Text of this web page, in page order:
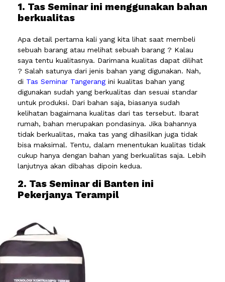
1. Tas Seminar ini menggunakan bahan
berkualitas
Apa detail pertama kali yang kita lihat saat membeli
sebuah barang atau melihat sebuah barang ? Kalau
saya tentu kualitasnya. Darimana kualitas dapat dilihat
? Salah satunya dari jenis bahan yang digunakan. Nah,
di Tas Seminar Tangerang ini kualitas bahan yang
digunakan sudah yang berkualitas dan sesuai standar
untuk produksi. Dari bahan saja, biasanya sudah
kelihatan bagaimana kualitas dari tas tersebut. Ibarat
rumah, bahan merupakan pondasinya. Jika bahannya
tidak berkualitas, maka tas yang dihasilkan juga tidak
bisa maksimal. Tentu, dalam menentukan kualitas tidak
cukup hanya dengan bahan yang berkualitas saja. Lebih
lanjutnya akan dibahas dipoin kedua.
2. Tas Seminar di Banten ini
Pekerjanya Terampil